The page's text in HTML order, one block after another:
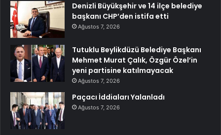
Denizli Büyükşehir ve 14 ilçe belediye
başkanı CHP’den istifa etti
Ağustos 7, 2026
Tutuklu Beylikdüzü Belediye Başkanı
Mehmet Murat Çalık, Özgür Özel’in
yeni partisine katılmayacak
Ağustos 7, 2026
Paçacı İddiaları Yalanladı
Ağustos 7, 2026